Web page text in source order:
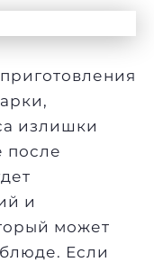
излишки
после
и
может
Если